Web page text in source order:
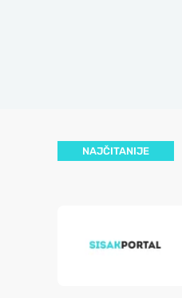
NAJČITANIJE